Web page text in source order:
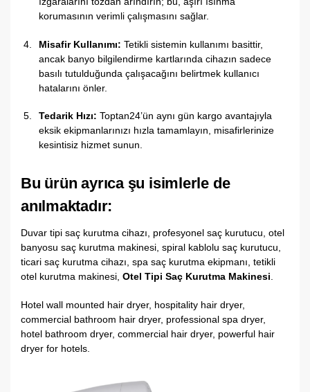
korumasının verimli çalışmasını sağlar.
Misafir Kullanımı: Tetikli sistemin kullanımı basittir,
ancak banyo bilgilendirme kartlarında cihazın sadece
basılı tutulduğunda çalışacağını belirtmek kullanıcı
hatalarını önler.
Tedarik Hızı: Toptan24’ün aynı gün kargo avantajıyla
eksik ekipmanlarınızı hızla tamamlayın, misafirlerinize
kesintisiz hizmet sunun.
Bu ürün ayrıca şu isimlerle de
anılmaktadır:
Duvar tipi saç kurutma cihazı, profesyonel saç kurutucu, otel
banyosu saç kurutma makinesi, spiral kablolu saç kurutucu,
ticari saç kurutma cihazı, spa saç kurutma ekipmanı, tetikli
otel kurutma makinesi, Otel Tipi Saç Kurutma Makinesi.
Hotel wall mounted hair dryer, hospitality hair dryer,
commercial bathroom hair dryer, professional spa dryer,
hotel bathroom dryer, commercial hair dryer, powerful hair
dryer for hotels.